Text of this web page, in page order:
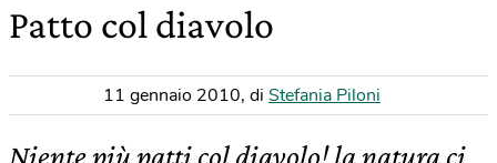
Patto col diavolo
11 gennaio 2010, di Stefania Piloni
Niente più patti col diavolo! la natura ci